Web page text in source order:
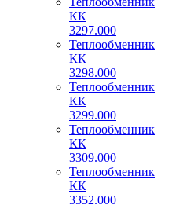
КК
3297.000
Теплообменник
КК
3298.000
Теплообменник
КК
3299.000
Теплообменник
КК
3309.000
Теплообменник
КК
3352.000